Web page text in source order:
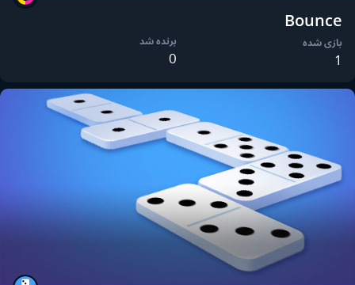
Bounce
بازی شده
1
برنده شد
0